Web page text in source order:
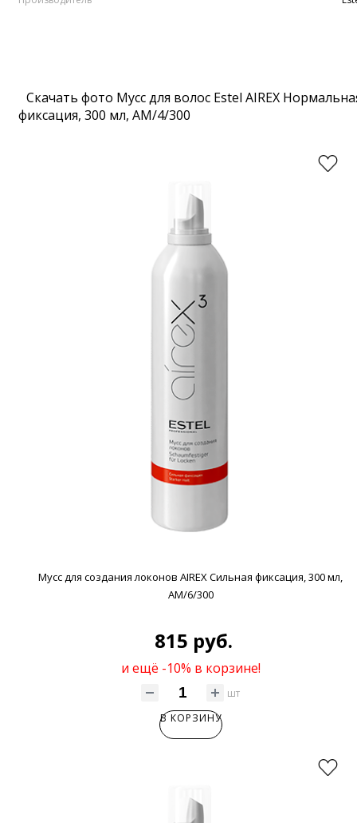
Скачать фото Мусс для волос Estel AIREX
фиксация, 300 мл, AM/4/300
Мусс для создания локонов AIREX Сильная фиксация, 300 мл,
AM/6/300
815 руб.
и ещё -10% в корзине!
шт
В КОРЗИНУ